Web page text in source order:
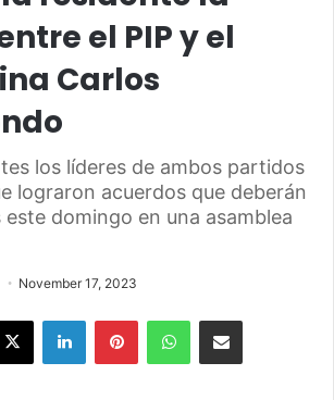
el PIP y el
Carlos
los líderes de ambos partidos
lograron acuerdos que deberán
domingo en una asamblea
November 17, 2023
X LinkedInPinterestWhatsAppShare via Email